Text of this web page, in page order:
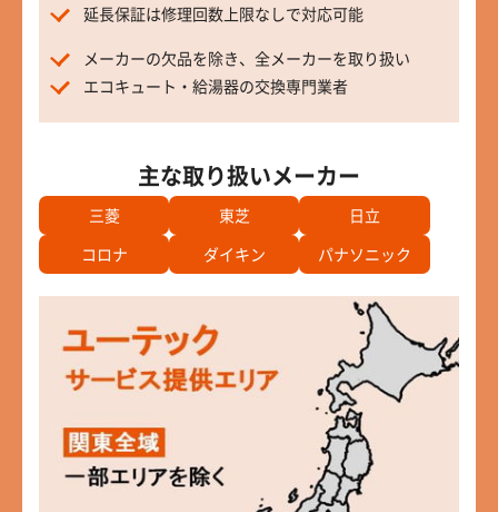
延長保証は修理回数上限なしで対応可能
メーカーの欠品を除き、全メーカーを取り扱い
エコキュート・給湯器の交換専門業者
主な取り扱いメーカー
三菱 東芝
日立
コロナ
ダイキン パナソニック